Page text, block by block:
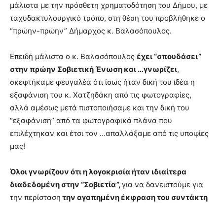
μάλιστα με την πρόσθετη χρηματοδότηση του Δήμου, με
ταχυδακτυλουργικό τρόπο, στη θέση του προβλήθηκε ο
“πρώην-πρώην” Δήμαρχος κ. Βαλασόπουλος.
Επειδή μάλιστα ο κ. Βαλασόπουλος έχει “σπουδάσει”
στην πρώην Σοβιετική Ένωση και …γνωρίζει,
σκεφτήκαμε φευγαλέα ότι ίσως ήταν δική του ιδέα η
εξαφάνιση του κ. Χατζηδάκη από τις φωτογραφίες,
αλλά αμέσως μετά πιστοποιήσαμε και την δική του
“εξαφάνιση” από τα φωτογραφικά πλάνα που
επιλέχτηκαν και έτσι τον …απαλλάξαμε από τις υποψίες
μας!
Όλοι γνωρίζουν ότι η λογοκρισία ήταν ιδιαίτερα
διαδεδομένη στην “Σοβιετία”,για να δανειστούμε για
την περίσταση την αγαπημένη έκφραση του συντάκτη